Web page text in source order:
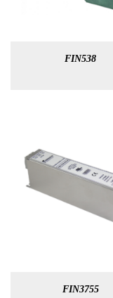
FIN538
FIN3755